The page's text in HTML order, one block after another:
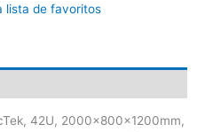
lista de favoritos
42U, 2000x800x1200mm,